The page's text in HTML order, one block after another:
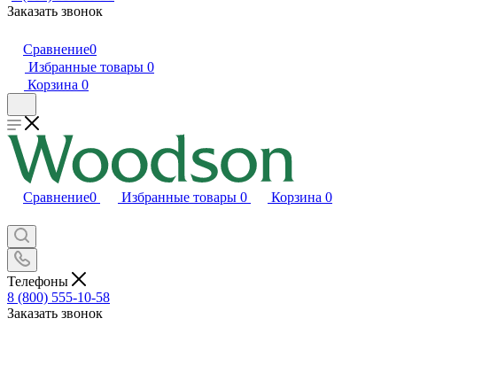
Заказать звонок
Сравнение0
Избранные товары 0
Корзина 0
Сравнение0 Избранные товары 0 Корзина 0
Телефоны
8 (800) 555-10-58
Заказать звонок